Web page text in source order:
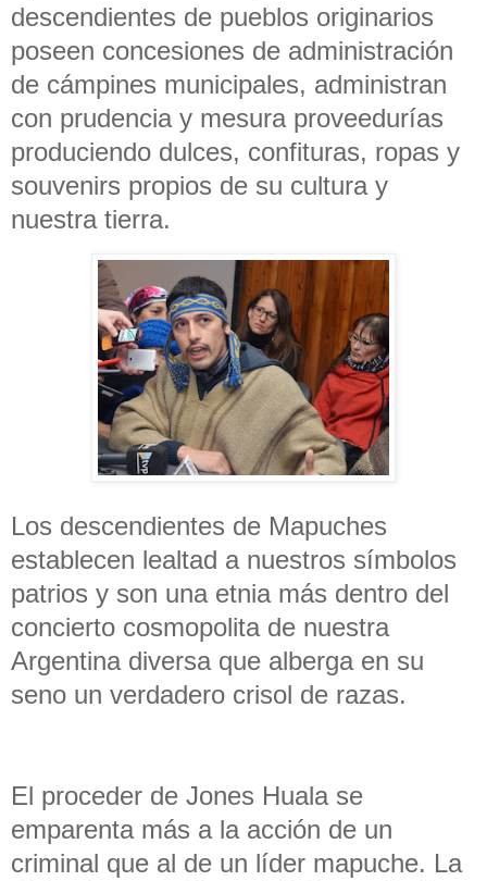
descendientes de pueblos originarios
poseen concesiones de administración
de cámpines municipales, administran
con prudencia y mesura proveedurías
produciendo dulces, confituras, ropas y
souvenirs propios de su cultura y
nuestra tierra.
Los descendientes de Mapuches
establecen lealtad a nuestros símbolos
patrios y son una etnia más dentro del
concierto cosmopolita de nuestra
Argentina diversa que alberga en su
seno un verdadero crisol de razas.
El proceder de Jones Huala se
emparenta más a la acción de un
criminal que al de un líder mapuche. La